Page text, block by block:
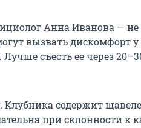
Анна Иванова — не
вызвать дискомфорт
съесть ее через
Клубника содержит
при склонности к